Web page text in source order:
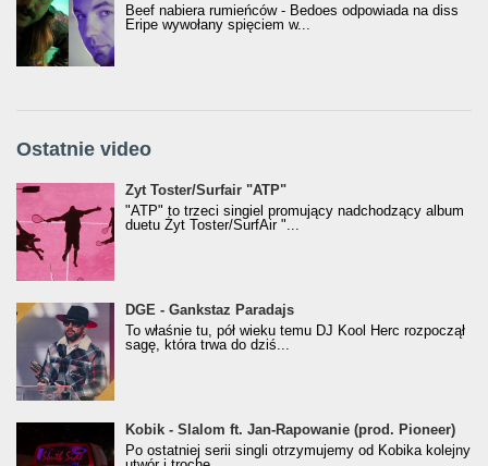
Beef nabiera rumieńców - Bedoes odpowiada na diss
Eripe wywołany spięciem w...
Ostatnie video
Żyt Toster/SurfAir - ATP VIDEO
Żyt Toster/Surfair "ATP"
"ATP" to trzeci singiel promujący nadchodzący album
duetu Żyt Toster/SurfAir "...
donGURALesko z nagrodą za
Klasyczny/Trueschoolowy Album Roku
(Popkillery 2023)
DGE - Gankstaz Paradajs
To właśnie tu, pół wieku temu DJ Kool Herc rozpoczął
sagę, która trwa do dziś...
Kobik - Slalom ft. Jan-Rapowanie (prod. Pioneer)
[Official Music Visualiser]
Kobik - Slalom ft. Jan-Rapowanie (prod. Pioneer)
Po ostatniej serii singli otrzymujemy od Kobika kolejny